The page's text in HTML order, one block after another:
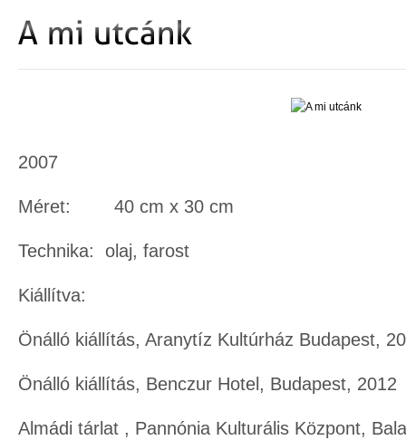
2007
Méret: 40 cm x 30 cm
Technika: olaj, farost
Kiállítva:
Önálló kiállítás, Aranytíz Kultúrház Budapest,
Önálló kiállítás, Benczur Hotel, Budapest, 2012
Almádi tárlat , Pannónia Kulturális Központ,